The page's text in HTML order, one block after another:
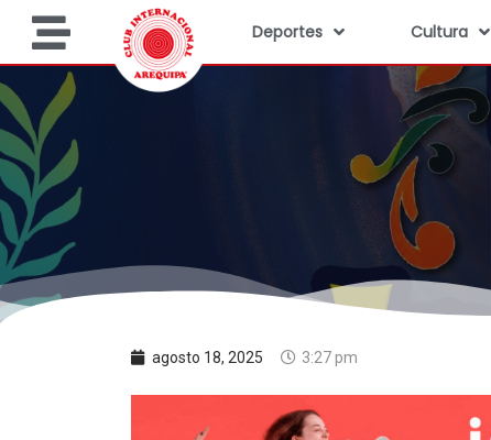
Deportes Cultura
agosto 18, 2025 3:27 pm